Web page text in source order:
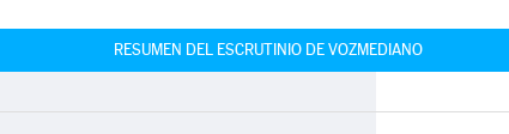
RESUMEN DEL ESCRUTINIO DE VOZMEDIANO